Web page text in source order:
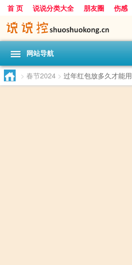
首 页 说说分类大全 朋友圈 伤感
励志
爱情 搞笑
网站导航
> 春节2024 > 过年红包放多久才能用